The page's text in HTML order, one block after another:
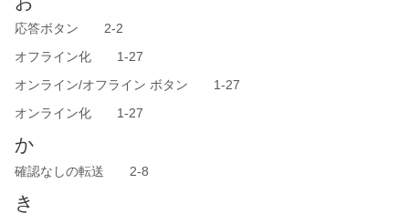
応答ボタン 2-2
オフライン化 1-27
オンライン/オフライン ボタン 1-27
オンライン化 1-27
か
確認なしの転送 2-8
き